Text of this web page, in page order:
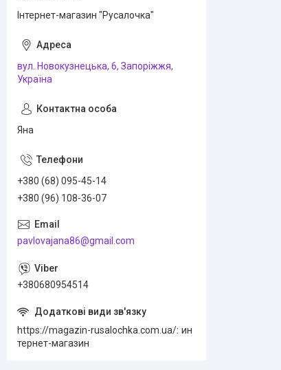
Інтернет-магазин "Русалочка"
вул. Новокузнецька, 6, Запоріжжя,
Україна
Яна
+380 (68) 095-45-14
+380 (96) 108-36-07
pavlovajana86@gmail.com
+380680954514
https://magazin-rusalochka.com.ua/ ин
тернет-магазин